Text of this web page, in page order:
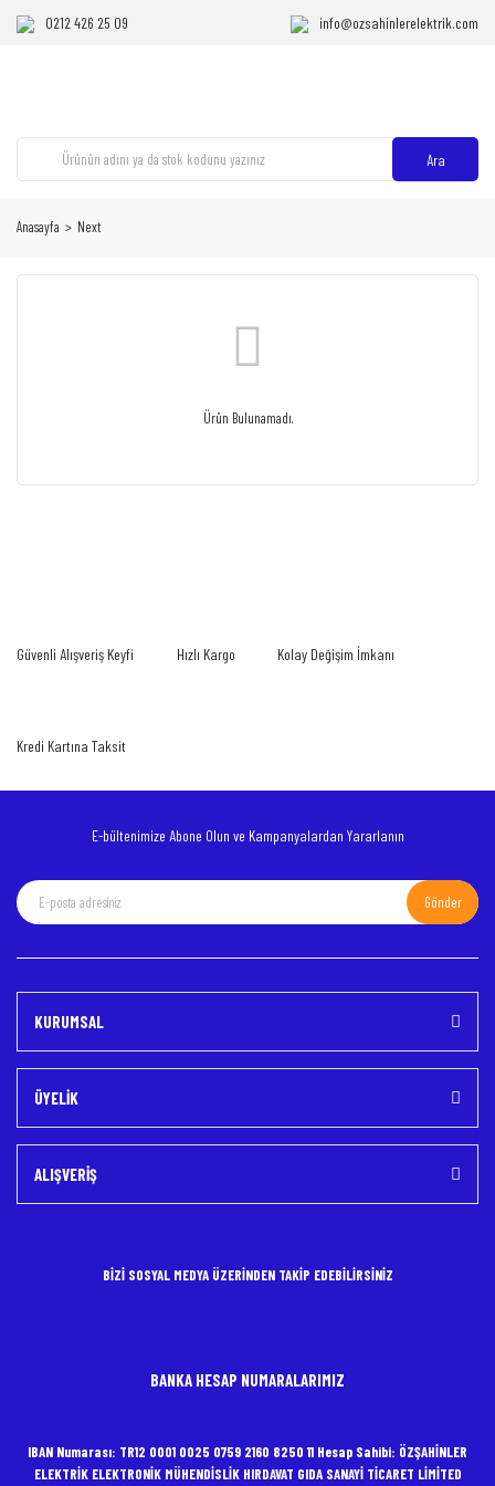
0212 426 25 09 info@ozsahinlerelektrik.com
Ara
Anasayfa Next
Ürün Bulunamadı.
Güvenli Alışveriş Keyfi Hızlı Kargo Kolay Değişim İmkanı
Kredi Kartına Taksit
E-bültenimize Abone Olun ve Kampanyalardan Yararlanın
Gönder
KURUMSAL
ÜYELİK
ALIŞVERİŞ
BİZİ SOSYAL MEDYA ÜZERİNDEN TAKİP EDEBİLİRSİNİZ
BANKA HESAP NUMARALARIMIZ
IBAN Numarası: TR12 0001 0025 0759 2160 8250 11 Hesap Sahibi: ÖZŞAHİNLER
ELEKTRİK ELEKTRONİK MÜHENDİSLİK HIRDAVAT GIDA SANAYİ TİCARET LİMİTED